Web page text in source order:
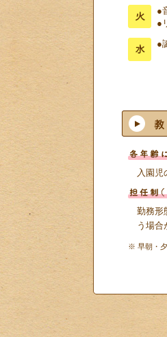
●
●
●
入園児
勤務形
う場合
※ 早朝・